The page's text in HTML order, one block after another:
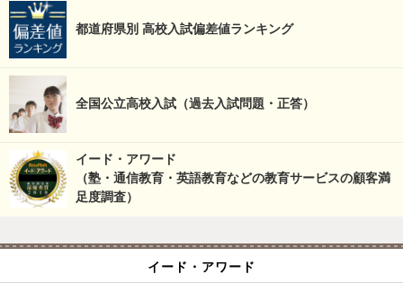
都道府県別 高校入試偏差値ランキング
全国公立高校入試（過去入試問題・正答）
イード・アワード
（塾・通信教育・英語教育などの教育サービスの顧客満
足度調査）
イード・アワード